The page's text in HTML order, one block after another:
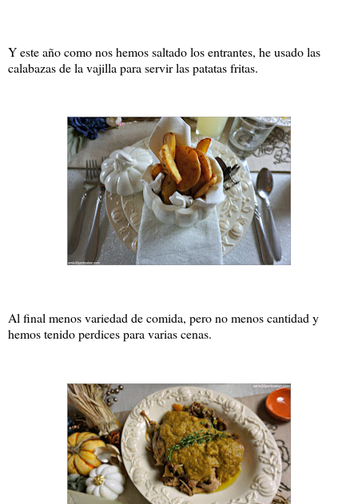
Y este año como nos hemos saltado los entrantes, he usado las
calabazas de la vajilla para servir las patatas fritas.
Al final menos variedad de comida, pero no menos cantidad y
hemos tenido perdices para varias cenas.